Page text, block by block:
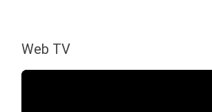
Web TV